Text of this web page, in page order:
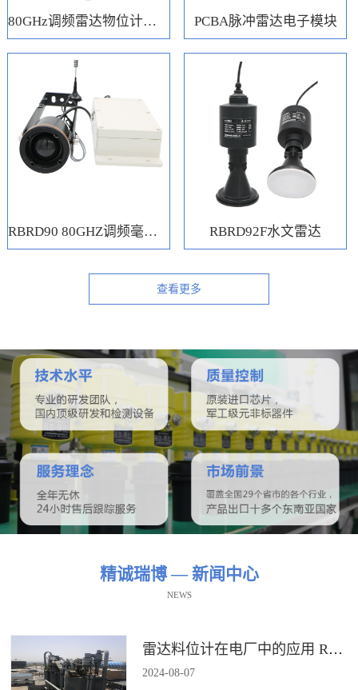
80GHz调频雷达物位计（RBRD71） PCBA脉冲雷达电子模块
RBRD90 80GHZ调频毫米波水位计 RBRD92F水文雷达
查看更多
精诚瑞博 — 新闻中心
NEWS
雷达料位计在电厂中的应用 RBRDZB-71-6-C
2024-08-07